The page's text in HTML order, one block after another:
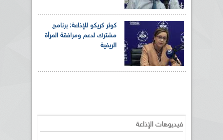
كوثر كريكو للإذاعة: برنامج
مشترك لدعم ومرافقة المرأة
الريفية
فيديوهات الإذاعة